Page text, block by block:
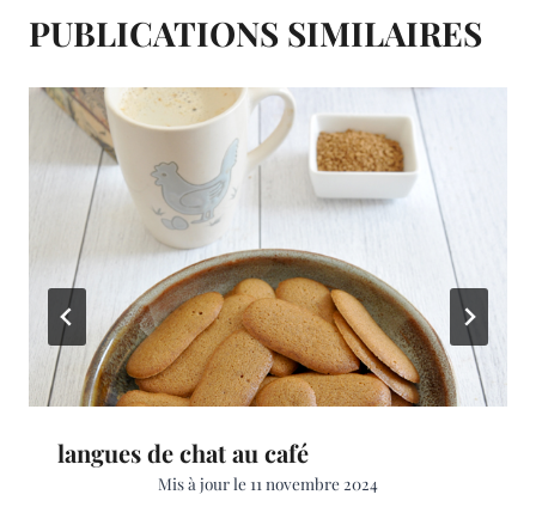
PUBLICATIONS SIMILAIRES
langues de chat au café
Mis à jour le 11 novembre 2024